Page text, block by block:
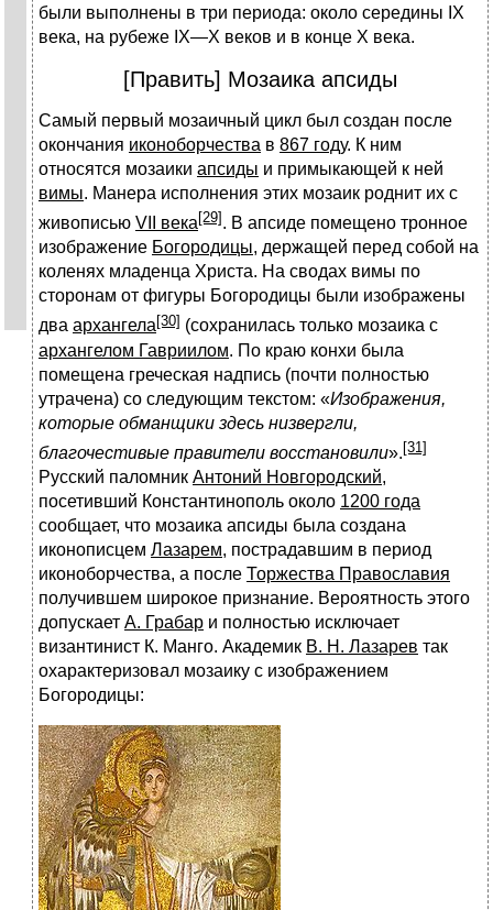
были выполнены в три периода: около середины IX
века, на рубеже IX—X веков и в конце X века.
[Править] Мозаика апсиды
Самый первый мозаичный цикл был создан после
окончания иконоборчества в 867 году. К ним
относятся мозаики апсиды и примыкающей к ней
вимы. Манера исполнения этих мозаик роднит их с
живописью VII века[29] . В апсиде помещено тронное
изображение Богородицы, держащей перед собой на
коленях младенца Христа. На сводах вимы по
сторонам от фигуры Богородицы были изображены
два архангела[30] (сохранилась только мозаика с
архангелом Гавриилом. По краю конхи была
помещена греческая надпись (почти полностью
утрачена) со следующим текстом: «Изображения,
которые обманщики здесь низвергли,
благочестивые правители восстановили». [31]
Русский паломник Антоний Новгородский,
посетивший Константинополь около 1200 года
сообщает, что мозаика апсиды была создана
иконописцем Лазарем, пострадавшим в период
иконоборчества, а после Торжества Православия
получившем широкое признание. Вероятность этого
допускает А. Грабар и полностью исключает
византинист К. Манго. Академик В. Н. Лазарев так
охарактеризовал мозаику с изображением
Богородицы: